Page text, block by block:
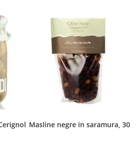
– vrac
Masline negre in saramura, 300